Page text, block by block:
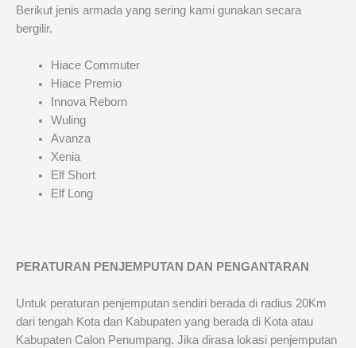
Berikut jenis armada yang sering kami gunakan secara
bergilir.
Hiace Commuter
Hiace Premio
Innova Reborn
Wuling
Avanza
Xenia
Elf Short
Elf Long
PERATURAN PENJEMPUTAN DAN PENGANTARAN
Untuk peraturan penjemputan sendiri berada di radius 20Km
dari tengah Kota dan Kabupaten yang berada di Kota atau
Kabupaten Calon Penumpang. Jika dirasa lokasi penjemputan